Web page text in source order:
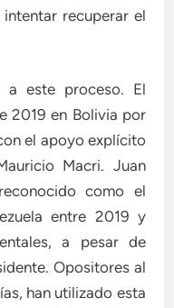
recuperar el
a este proceso. El
2019 en Bolivia por
el apoyo explícito
Macri. Juan
como el
entre 2019 y
a pesar de
Opositores al
han utilizado esta